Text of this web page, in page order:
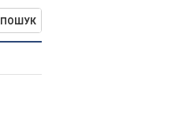
ПОШУК